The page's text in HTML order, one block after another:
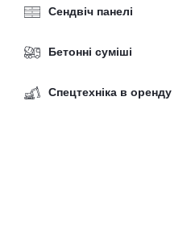
Сендвіч панелі
Бетонні суміші
Спецтехніка в оренду